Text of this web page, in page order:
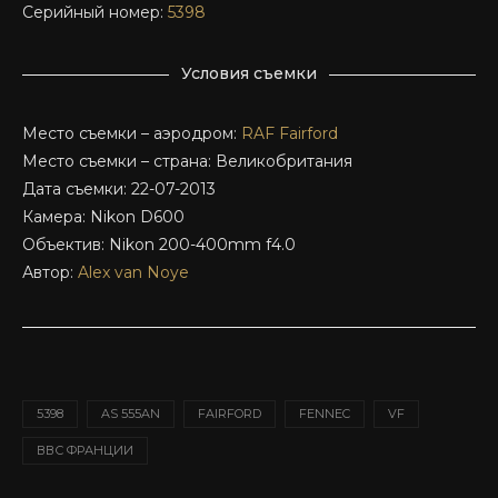
Серийный номер: 5398
Условия съемки
Место съемки – аэродром: RAF Fairford
Место съемки – страна: Великобритания
Дата съемки: 22-07-2013
Камера: Nikon D600
Объектив: Nikon 200-400mm f4.0
Автор: Alex van Noye
5398 AS 555AN FAIRFORD FENNEC VF
ВВС ФРАНЦИИ